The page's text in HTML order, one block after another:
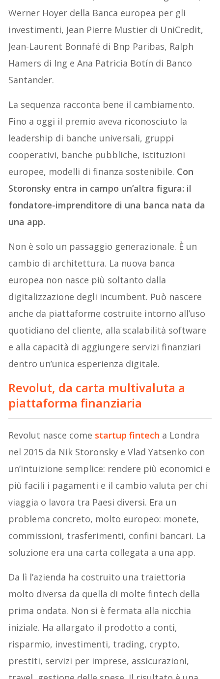
Werner Hoyer della Banca europea per gli
investimenti, Jean Pierre Mustier di UniCredit,
Jean-Laurent Bonnafé di Bnp Paribas, Ralph
Hamers di Ing e Ana Patricia Botín di Banco
Santander.
La sequenza racconta bene il cambiamento.
Fino a oggi il premio aveva riconosciuto la
leadership di banche universali, gruppi
cooperativi, banche pubbliche, istituzioni
europee, modelli di finanza sostenibile. Con
Storonsky entra in campo un’altra figura: il
fondatore-imprenditore di una banca nata da
una app.
Non è solo un passaggio generazionale. È un
cambio di architettura. La nuova banca
europea non nasce più soltanto dalla
digitalizzazione degli incumbent. Può nascere
anche da piattaforme costruite intorno all’uso
quotidiano del cliente, alla scalabilità software
e alla capacità di aggiungere servizi finanziari
dentro un’unica esperienza digitale.
Revolut, da carta multivaluta a
piattaforma finanziaria
Revolut nasce come startup fintech a Londra
nel 2015 da Nik Storonsky e Vlad Yatsenko con
un’intuizione semplice: rendere più economici e
più facili i pagamenti e il cambio valuta per chi
viaggia o lavora tra Paesi diversi. Era un
problema concreto, molto europeo: monete,
commissioni, trasferimenti, confini bancari. La
soluzione era una carta collegata a una app.
Da lì l’azienda ha costruito una traiettoria
molto diversa da quella di molte fintech della
prima ondata. Non si è fermata alla nicchia
iniziale. Ha allargato il prodotto a conti,
risparmio, investimenti, trading, crypto,
prestiti, servizi per imprese, assicurazioni,